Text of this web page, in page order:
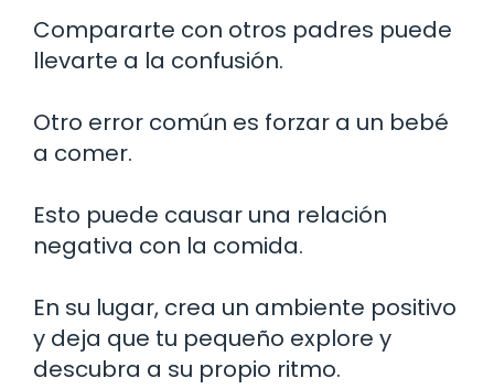
Compararte con otros padres puede
llevarte a la confusión.
Otro error común es forzar a un bebé
a comer.
Esto puede causar una relación
negativa con la comida.
En su lugar, crea un ambiente positivo
y deja que tu pequeño explore y
descubra a su propio ritmo.